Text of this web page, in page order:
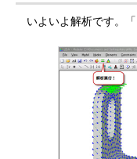
いよいよ解析です。「